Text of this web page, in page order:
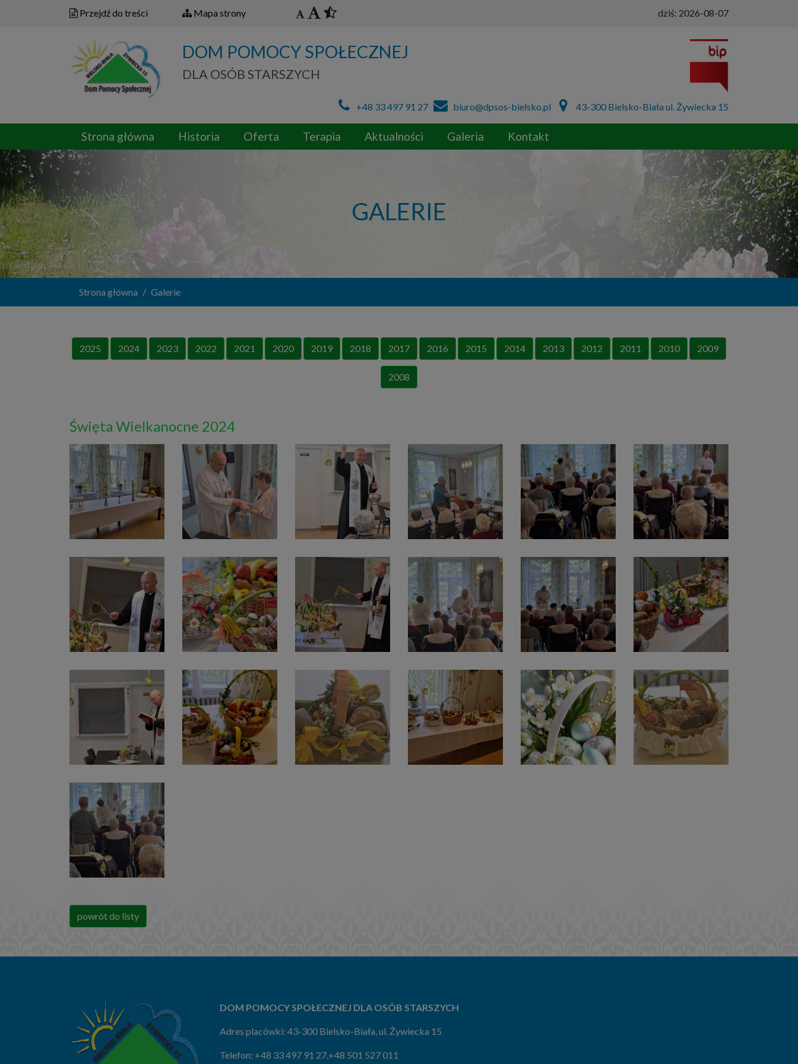
Przejdź do treści Mapa strony dziś: 2026-08-07
DOM POMOCY SPOŁECZNEJ
DLA OSÓB STARSZYCH
+48 33 497 91 27 biuro@dpsos-bielsko.pl 43-300 Bielsko-Biała ul. Żywiecka 15
Strona główna Historia Oferta Terapia Aktualności Galeria Kontakt
GALERIE
Strona główna Galerie
2025 2024 2023 2022 2021 2020 2019 2018 2017 2016 2015 2014 2013 2012 2011 2010 2009
2008
Święta Wielkanocne 2024
powrót do listy
DOM POMOCY SPOŁECZNEJ DLA OSÓB STARSZYCH
Adres placówki: 43-300 Bielsko-Biała, ul. Żywiecka 15
Telefon: +48 33 497 91 27,+48 501 527 011